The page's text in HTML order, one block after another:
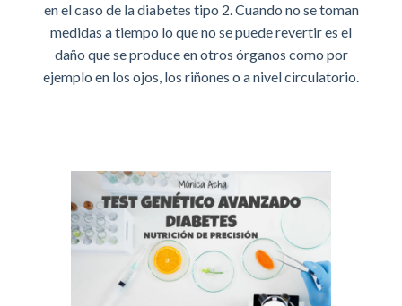
en el caso de la diabetes tipo 2. Cuando no se toman
medidas a tiempo lo que no se puede revertir es el
daño que se produce en otros órganos como por
ejemplo en los ojos, los riñones o a nivel circulatorio.